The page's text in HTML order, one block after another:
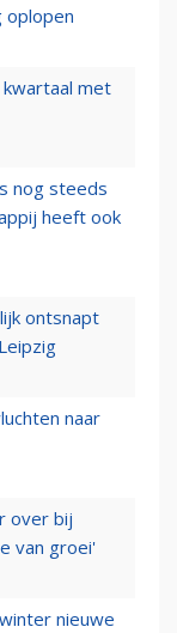
oplopen
met
nog steeds
heeft ook
ontsnapt
naar
over bij
van groei'
nieuwe